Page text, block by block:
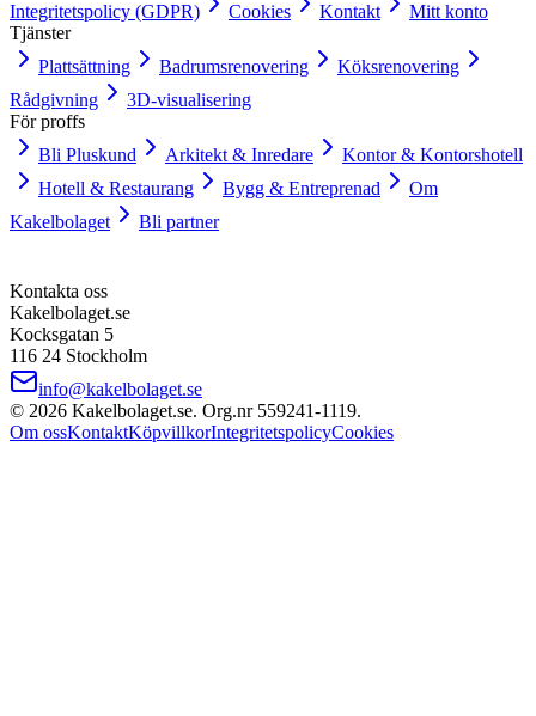
Integritetspolicy (GDPR)
Cookies Kontakt
Mitt konto
Tjänster
Plattsättning
Badrumsrenovering
Köksrenovering
Rådgivning
3D-visualisering
För proffs
Bli Pluskund
Arkitekt & Inredare
Kontor & Kontorshotell
Hotell & Restaurang
Bygg & Entreprenad
Om
Kakelbolaget
Bli partner
Kontakta oss
Kakelbolaget.se
Kocksgatan 5
116 24 Stockholm
info@kakelbolaget.se
© 2026 Kakelbolaget.se. Org.nr 559241‑1119.
Om ossKontaktKöpvillkorIntegritetspolicyCookies